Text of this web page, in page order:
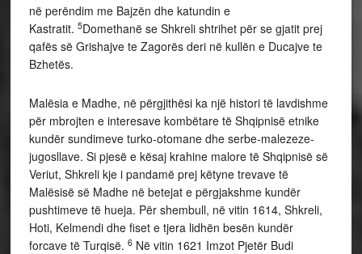
në perëndim me Bajzën dhe katundin e
Kastratit. 5Domethanë se Shkreli shtrihet për se gjatit prej
qafës së Grishajve te Zagorës deri në kullën e Ducajve te
Bzhetës.
Malësia e Madhe, në përgjithësi ka një histori të lavdishme
për mbrojten e interesave kombëtare të Shqipnisë etnike
kundër sundimeve turko-otomane dhe serbe-malezeze-
jugosllave. Si pjesë e kësaj krahine malore të Shqipnisë së
Veriut, Shkreli kje i pandamë prej këtyne trevave të
Malësisë së Madhe në betejat e përgjakshme kundër
pushtimeve të hueja. Për shembull, në vitin 1614, Shkreli,
Hoti, Kelmendi dhe fiset e tjera lidhën besën kundër
forcave të Turqisë. 6Në vitin 1621 Imzot Pjetër Budi